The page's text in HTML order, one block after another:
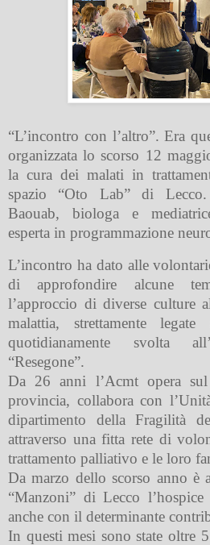
“L’incontro con l’altro”. Era
organizzata lo scorso 12
la cura dei malati in
spazio “Oto Lab” di
Baouab, biologa e
esperta in programmazione
L’incontro ha dato alle
di approfondire alcune
l’approccio di diverse culture
malattia, strettamente
quotidianamente svolta
“Resegone”.
Da 26 anni l’Acmt opera
provincia, collabora con
dipartimento della Fragilità
attraverso una fitta rete di
trattamento palliativo e le loro
Da marzo dello scorso anno è
“Manzoni” di Lecco l’hospice
anche con il determinante
In questi mesi sono state oltre